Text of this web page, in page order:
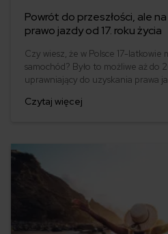
Powrót do przeszłości, ale
prawo jazdy od 17. roku życia
Czy wiesz, że w Polsce 17-
samochód? Było to możliwe aż
uprawniający do uzyskania prawa
dekadach, Ministerstwo
Czytaj więcej